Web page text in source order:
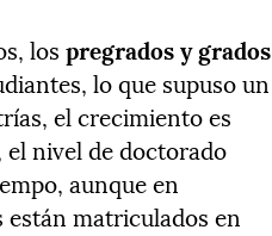
lospregrados y grados
lo que supuso un
el crecimiento es
el nivel de doctorado
aunque en
matriculados en